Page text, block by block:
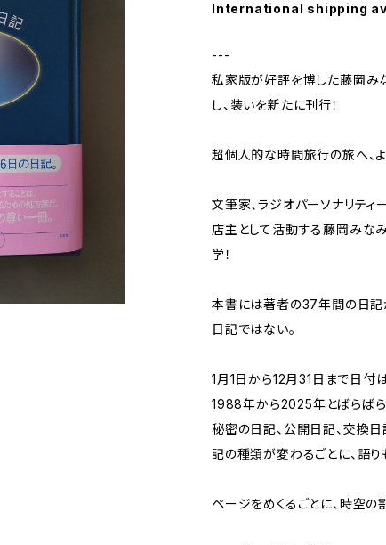
International shipping
---
私家版が好評を博した藤岡み
し、装いを新たに刊行！
超個人的な時間旅行の旅へ、
文筆家、ラジオパーソナリティ
店主として活動する藤岡みな
学！
本書には著者の37年間の日記
日記ではない。
1月1日から12月31日まで日付
1988年から2025年とばらばら
秘密の日記、公開日記、交換
記の種類が変わるごとに、語り
ページをめくるごとに、時空の